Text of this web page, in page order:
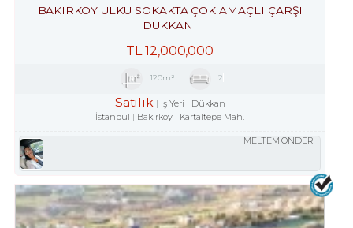
BAKIRKÖY ÜLKÜ SOKAKTA ÇOK AMAÇLI ÇARŞI
DÜKKANI
TL 12,000,000
120m² 2
Satılık İş Yeri
Dükkan
İstanbul
Bakırköy Kartaltepe Mah.
MELTEM ÖNDER